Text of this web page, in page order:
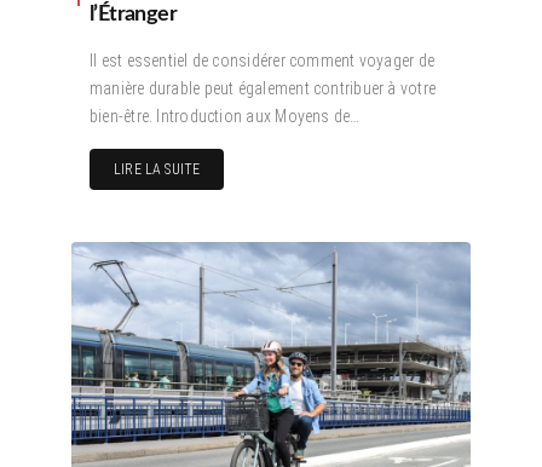
l’Étranger
Il est essentiel de considérer comment voyager de
manière durable peut également contribuer à votre
bien-être. Introduction aux Moyens de…
LIRE LA SUITE